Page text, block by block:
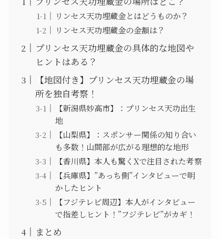
リンセス天功埋蔵金とはどうものか？
リンセス天功埋蔵金の金額は？
プリンセス天功埋蔵金の具体的な地図や
ヒントはある？
【地図付き】プリンセス天功埋蔵金の場
所を独自考察！
【新潟県妙高市】：プリンセス天功出生
地
【山梨県】：スポンサー関係の知り合い
も多数！山間部が広がる理想的な地形
【香川県】本人も驚くXで注目された考察
【兵庫県】”あっち側”インタビューで明
かしたヒント
【フジテレビ周辺】本人がインタビュー
で指差しヒント！”フジテレビ”がカギ！
まとめ